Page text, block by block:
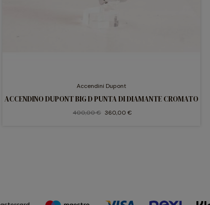
Accendini Dupont
ACCENDINO DUPONT BIG D PUNTA DI DIAMANTE CROMATO
400,00 € 360,00 €